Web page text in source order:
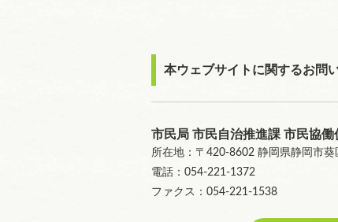
本ウェブサイトに関するお問
市民局 市民自治推進課 市民協働
所在地：〒420-8602 静岡県静岡市
電話：054-221-1372
ファクス：054-221-1538